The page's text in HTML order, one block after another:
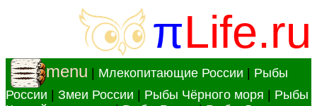
πLife.ru
menu Млекопитающие России
Рыбы
России
Змеи России Рыбы Чёрного моря
Рыбы